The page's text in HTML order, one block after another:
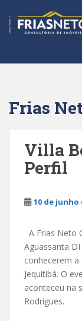
t
Frias
Villa
Perfil
10 de junho
A Frias Neto
Aguassanta
conhecerem a
Jequitibá. O
aconteceu na
Rodrigues.